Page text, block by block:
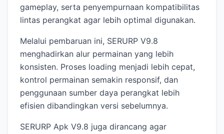
gameplay, serta penyempurnaan kompatibilitas
lintas perangkat agar lebih optimal digunakan.
Melalui pembaruan ini, SERURP V9.8
menghadirkan alur permainan yang lebih
konsisten. Proses loading menjadi lebih cepat,
kontrol permainan semakin responsif, dan
penggunaan sumber daya perangkat lebih
efisien dibandingkan versi sebelumnya.
SERURP Apk V9.8 juga dirancang agar